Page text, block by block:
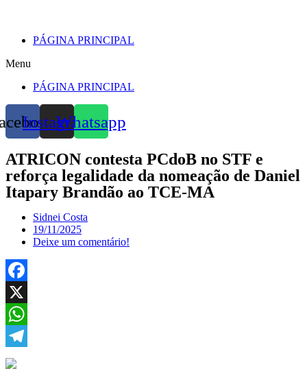
PÁGINA PRINCIPAL
Menu
PÁGINA PRINCIPAL
InstagramWhatsapp
ATRICON contesta PCdoB no STF e
reforça legalidade da nomeação de Daniel
Itapary Brandão ao TCE-MA
Sidnei Costa
19/11/2025
Deixe um comentário!
Facebook
X
WhatsApp
Telegram